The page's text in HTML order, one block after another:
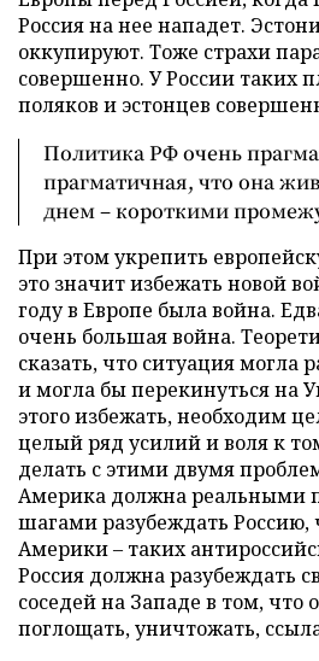
Россия на нее нападет.
оккупируют. Тоже страхи
совершенно. У России таких
поляков и эстонцев
Политика РФ очень
прагматичная, что она
днем – короткими
При этом укрепить
это значит избежать новой
году в Европе была война.
очень большая война.
сказать, что ситуация могла
и могла бы перекинуться на
этого избежать, необходим
целый ряд усилий и воля к
делать с этими двумя
Америка должна реальными
шагами разубеждать Россию,
Америки – таких
Россия должна разубеждать
соседей на Западе в том, что
поглощать, уничтожать,